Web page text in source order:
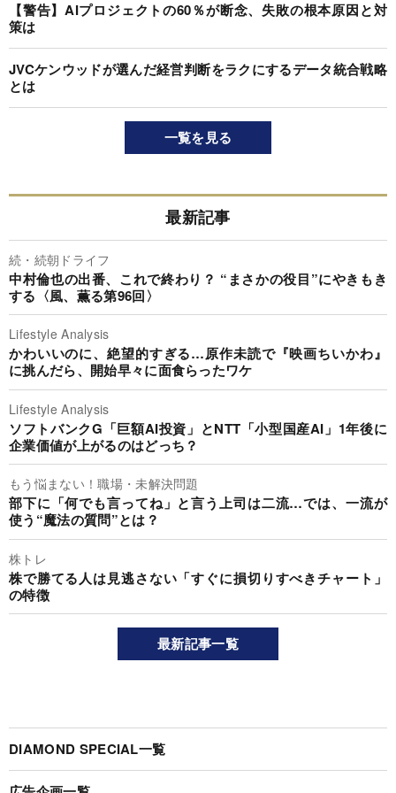
【警告】AIプロジェクトの60％が断念、失敗の根本原因と対
策は
JVCケンウッドが選んだ経営判断をラクにするデータ統合戦略
とは
一覧を見る
最新記事
続・続朝ドライフ
中村倫也の出番、これで終わり？ “まさかの役目”にやきもき
する〈風、薫る第96回〉
Lifestyle Analysis
かわいいのに、絶望的すぎる…原作未読で『映画ちいかわ』
に挑んだら、開始早々に面食らったワケ
Lifestyle Analysis
ソフトバンクG「巨額AI投資」とNTT「小型国産AI」1年後に
企業価値が上がるのはどっち？
もう悩まない！職場・未解決問題
部下に「何でも言ってね」と言う上司は二流…では、一流が
使う“魔法の質問”とは？
株トレ
株で勝てる人は見逃さない「すぐに損切りすべきチャート」
の特徴
最新記事一覧
DIAMOND SPECIAL一覧